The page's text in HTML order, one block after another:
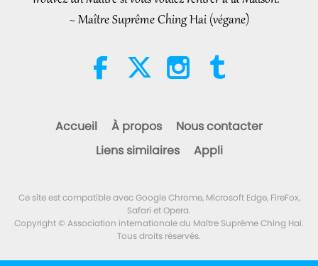
graines d’un monde plus
bienveillant, partie 1/2
Les pourparlers de paix
intérieurs de Maître, partie 1/2
Spanish court upholds rights of
~ Maître Suprême Ching Hai (végane)
Accueil À propos
Nous contacter
Liens similaires
Appli
Ce site est compatible avec Google Chrome, Microsoft Edge, FireFox,
Safari et Opera.
Copyright © Association internationale du Maître Suprême Ching Hai.
Tous droits réservés.